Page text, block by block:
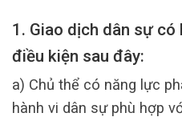
1. Giao dịch dân sự
điều kiện sau đây:
a) Chủ thể có năng lực
hành vi dân sự phù hợp